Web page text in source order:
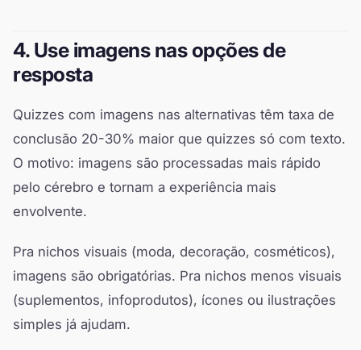
4. Use imagens nas opções de
resposta
Quizzes com imagens nas alternativas têm taxa de
conclusão 20-30% maior que quizzes só com texto.
O motivo: imagens são processadas mais rápido
pelo cérebro e tornam a experiência mais
envolvente.
Pra nichos visuais (moda, decoração, cosméticos),
imagens são obrigatórias. Pra nichos menos visuais
(suplementos, infoprodutos), ícones ou ilustrações
simples já ajudam.